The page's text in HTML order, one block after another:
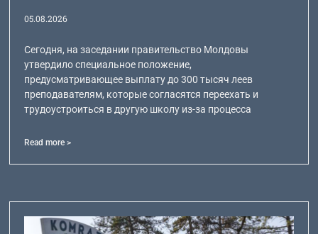
05.08.2026
Сегодня, на заседании правительство Молдовы
утвердило специальное положение,
предусматривающее выплату до 300 тысяч леев
преподавателям, которые согласятся переехать и
трудоустроиться в другую школу из-за процесса
Read more >